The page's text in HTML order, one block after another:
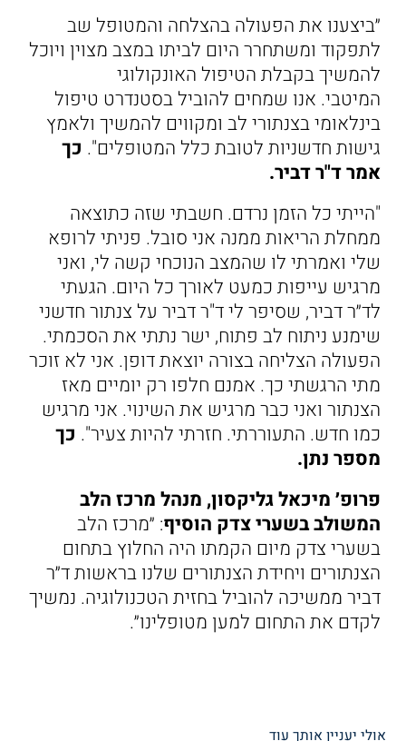
״ביצענו את הפעולה בהצלחה והמטופל שב
לתפקוד ומשתחרר היום לביתו במצב מצוין ויוכל
להמשיך בקבלת הטיפול האונקולוגי
המיטבי. אנו שמחים להוביל בסטנדרט טיפול
בינלאומי בצנתורי לב ומקווים להמשיך ולאמץ
גישות חדשניות לטובת כלל המטופלים". כך
אמר ד"ר דביר.
"הייתי כל הזמן נרדם. חשבתי שזה כתוצאה
ממחלת הריאות ממנה אני סובל. פניתי לרופא
שלי ואמרתי לו שהמצב הנוכחי קשה לי, ואני
מרגיש עייפות כמעט לאורך כל היום. הגעתי
לד״ר דביר, שסיפר לי ד"ר דביר על צנתור חדשני
שימנע ניתוח לב פתוח, ישר נתתי את הסכמתי.
הפעולה הצליחה בצורה יוצאת דופן. אני לא זוכר
מתי הרגשתי כך. אמנם חלפו רק יומיים מאז
הצנתור ואני כבר מרגיש את השינוי. אני מרגיש
כמו חדש. התעוררתי. חזרתי להיות צעיר". כך
מספר נתן.
פרופ׳ מיכאל גליקסון, מנהל מרכז הלב
המשולב בשערי צדק הוסיף: ״מרכז הלב
בשערי צדק מיום הקמתו היה החלוץ בתחום
הצנתורים ויחידת הצנתורים שלנו בראשות ד״ר
דביר ממשיכה להוביל בחזית הטכנולוגיה. נמשיך
לקדם את התחום למען מטופלינו״.
אולי יעניין אותך עוד